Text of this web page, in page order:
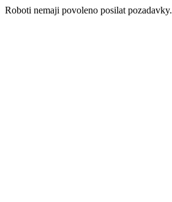
Roboti nemaji povoleno posilat pozadavky.